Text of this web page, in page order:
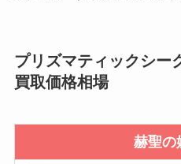
プリズマティックシー
買取価格相場
赫聖の